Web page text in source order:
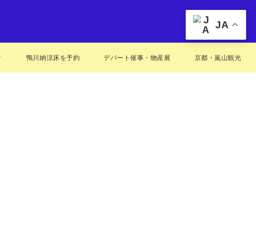
鴨川納涼床を予約 デパート催事・物産展 京都・嵐山観光
JA